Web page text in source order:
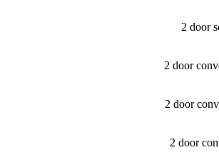
2 door
2 door
2 door
2 door